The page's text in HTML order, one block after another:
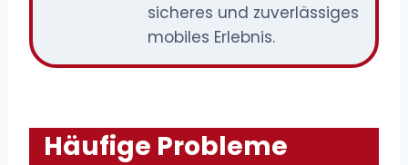
sicheres und zuverlässiges
mobiles Erlebnis.
Häufige Probleme